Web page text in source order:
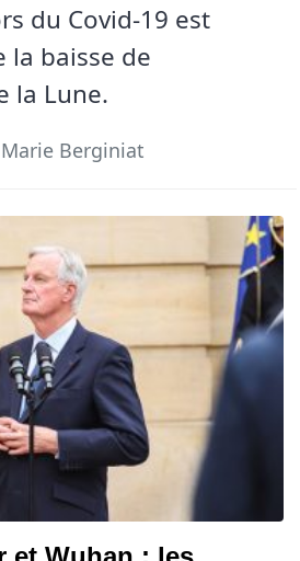
du Covid-19 est
la baisse de
la Lune.
Berginiat